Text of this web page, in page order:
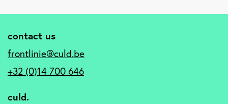
contact us
frontlinie@culd.be
+32 (0)14 700 646
culd.